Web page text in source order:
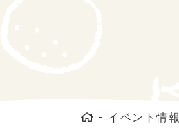
- イベント情報